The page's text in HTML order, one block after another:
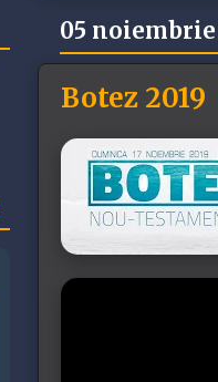
05 noiembrie
Botez 2019